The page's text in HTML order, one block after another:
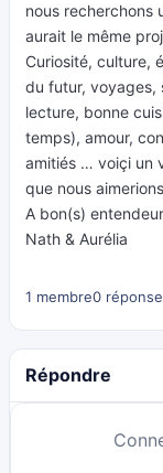
nous recherchons
aurait le même
Curiosité, culture,
du futur, voyages,
lecture, bonne
temps), amour,
amitiés … voiçi un
que nous
A bon(s)
Nath & Aurélia
1 membre0 réponse
Répondre